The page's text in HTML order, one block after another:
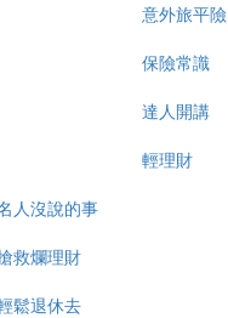
意外旅平險
保險常識
達人開講
輕理財
人沒說的事
救爛理財
鬆退休去